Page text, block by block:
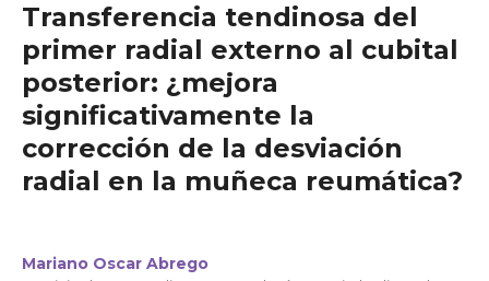
Transferencia tendinosa del
primer radial externo al cubital
posterior: ¿mejora
significativamente la
corrección de la desviación
radial en la muñeca reumática?
Mariano Oscar Abrego